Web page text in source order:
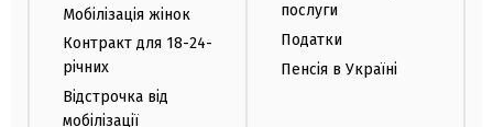
Мобілізація жінок
Контракт для 18-24-
річних
Відстрочка від
мобілізації
послуги
Податки
Пенсія в Україні